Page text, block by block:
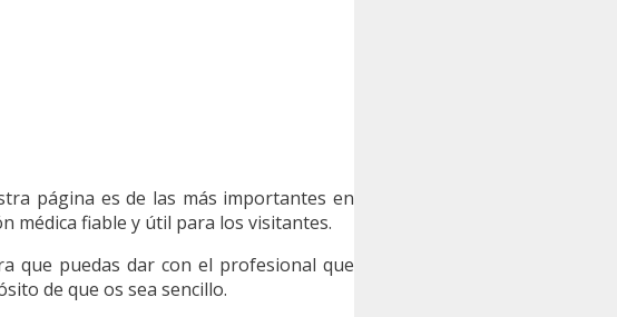
página es de las más importantes en
médica fiable y útil para los visitantes.
que puedas dar con el profesional que
de que os sea sencillo.